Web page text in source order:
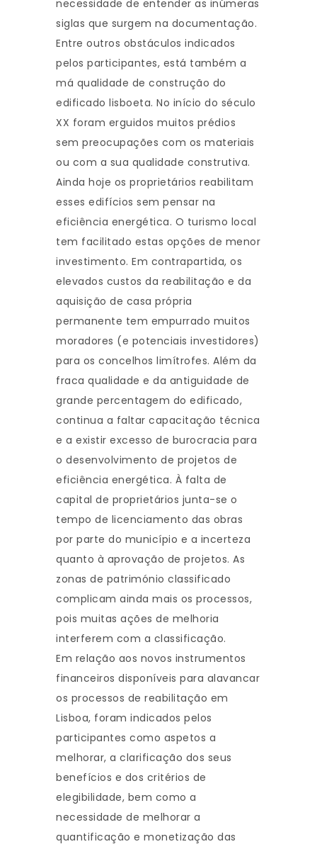
necessidade de entender as inúmeras
siglas que surgem na documentação.
Entre outros obstáculos indicados
pelos participantes, está também a
má qualidade de construção do
edificado lisboeta. No início do século
XX foram erguidos muitos prédios
sem preocupações com os materiais
ou com a sua qualidade construtiva.
Ainda hoje os proprietários reabilitam
esses edifícios sem pensar na
eficiência energética. O turismo local
tem facilitado estas opções de menor
investimento. Em contrapartida, os
elevados custos da reabilitação e da
aquisição de casa própria
permanente tem empurrado muitos
moradores (e potenciais investidores)
para os concelhos limítrofes. Além da
fraca qualidade e da antiguidade de
grande percentagem do edificado,
continua a faltar capacitação técnica
e a existir excesso de burocracia para
o desenvolvimento de projetos de
eficiência energética. À falta de
capital de proprietários junta-se o
tempo de licenciamento das obras
por parte do município e a incerteza
quanto à aprovação de projetos. As
zonas de património classificado
complicam ainda mais os processos,
pois muitas ações de melhoria
interferem com a classificação.
Em relação aos novos instrumentos
financeiros disponíveis para alavancar
os processos de reabilitação em
Lisboa, foram indicados pelos
participantes como aspetos a
melhorar, a clarificação dos seus
benefícios e dos critérios de
elegibilidade, bem como a
necessidade de melhorar a
quantificação e monetização das